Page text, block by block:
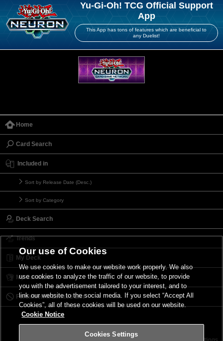
Yu-Gi-Oh! TCG Official Support
App
This App has tons of features which are beneficial to
any Duelist!
Home
Card Search
Included in
Sort by Release Date (Desc.)
Sort by Category
Deck Search
Trends
My Deck
My Card List
Forbidden & Limited List
Our use of Cookies
We use cookies to make our website work properly. We also
use cookies to analyze the traffic of our website, to provide
you with the advertisement tailored to your interest, and to
link our website to the social media. If you select “Accept All
Cookies”, all of these cookies will be used on our website.
Cookie Notice
Cookies Settings